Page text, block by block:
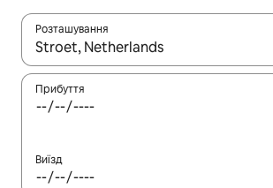
Розташування
Отримавши результати пошуку,
Прибуття
Виїзд